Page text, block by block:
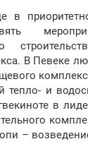
в
В Певеке
тепло- и
в
–